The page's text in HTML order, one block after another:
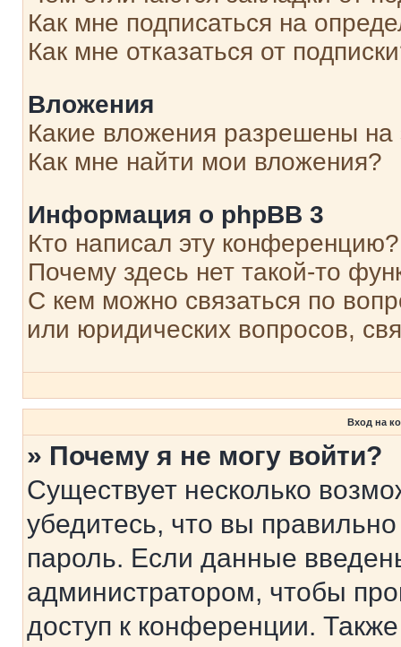
Как мне подписаться на
Как мне отказаться от
Вложения
Какие вложения разрешены
Как мне найти мои вложения?
Информация о phpBB 3
Кто написал эту конференцию?
Почему здесь нет такой-то
С кем можно связаться по
или юридических вопросов,
Вход на
» Почему я не могу войти?
Существует несколько
убедитесь, что вы
пароль. Если данные
администратором, чтобы
доступ к конференции.